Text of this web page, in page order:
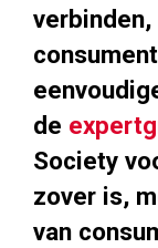
verbinden,
de
Society
zover is,
van